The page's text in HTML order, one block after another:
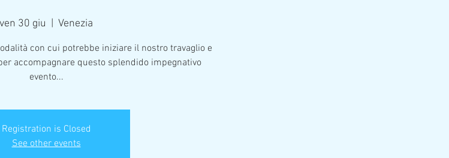
ven 30 giu Venezia
con cui potrebbe iniziare il nostro travaglio e
accompagnare questo splendido impegnativo
evento...
Registration is Closed
See other events